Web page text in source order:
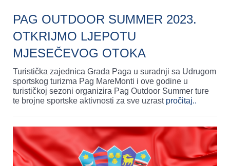
PAG OUTDOOR SUMMER 2023.
OTKRIJMO LJEPOTU
MJESEČEVOG OTOKA
Turistička zajednica Grada Paga u suradnji sa Udrugom
sportskog turizma Pag MareMonti i ove godine u
turističkoj sezoni organizira Pag Outdoor Summer ture
te brojne sportske aktivnosti za sve uzrast pročitaj..